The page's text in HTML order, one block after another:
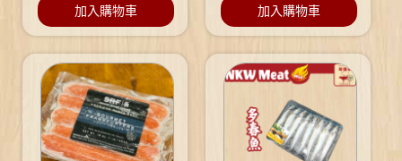
加入購物車 加入購物車